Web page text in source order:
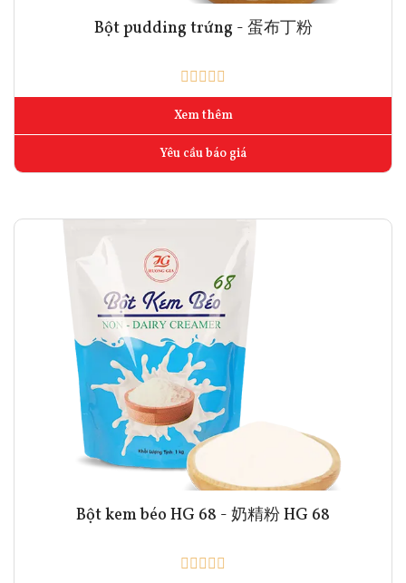
Bột pudding trứng - 蛋布丁粉
Xem thêm
Yêu cầu báo giá
Bột kem béo HG 68 - 奶精粉 HG 68